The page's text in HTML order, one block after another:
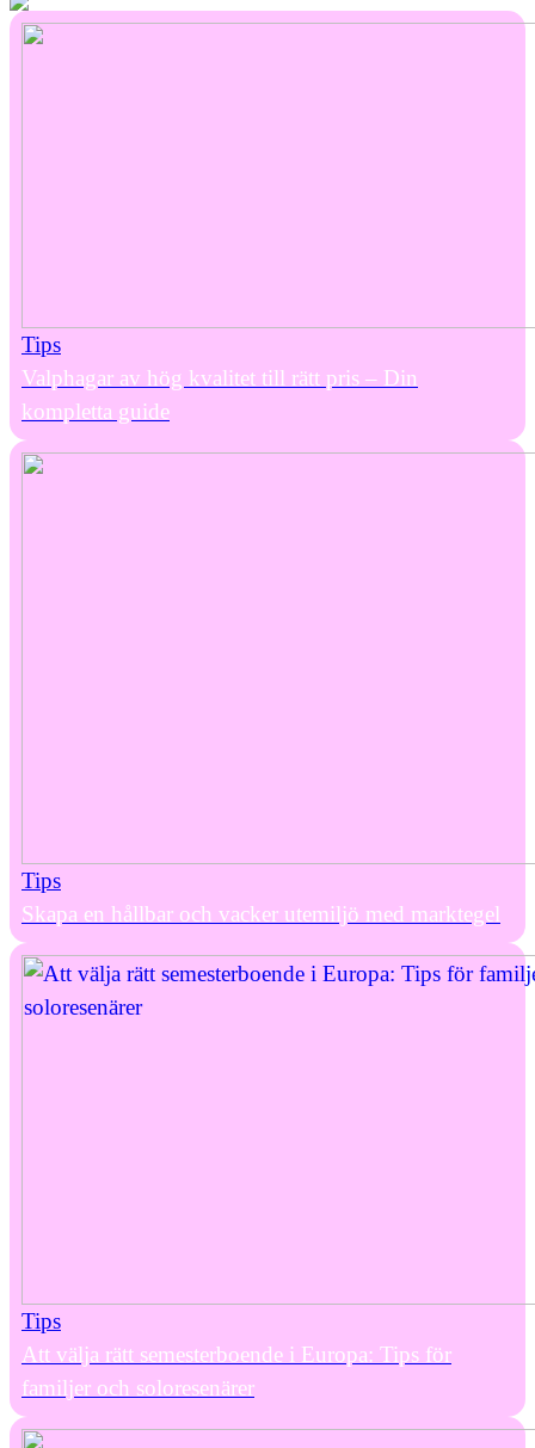
Tips
Valphagar av hög kvalitet till rätt pris – Din
kompletta guide
Tips
Skapa en hållbar och vacker utemiljö med marktegel
Tips
Att välja rätt semesterboende i Europa: Tips för
familjer och soloresenärer